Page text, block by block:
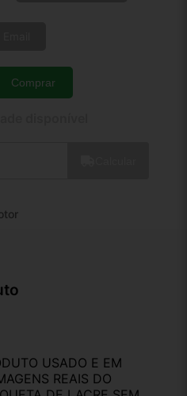
Quantidade
Comprar
USADO E EM
REAIS DO